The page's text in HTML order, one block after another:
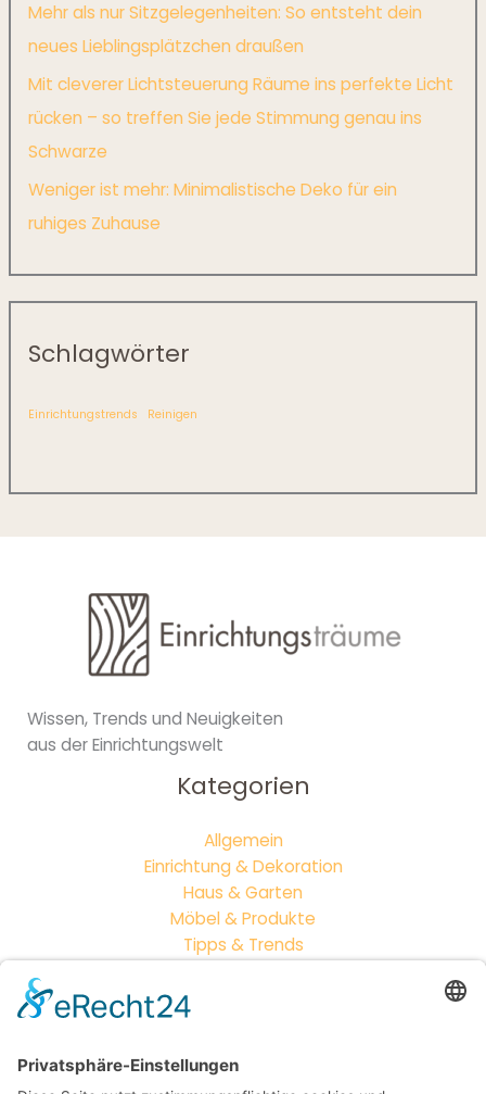
Mehr als nur Sitzgelegenheiten: So entsteht dein
neues Lieblingsplätzchen draußen
Mit cleverer Lichtsteuerung Räume ins perfekte Licht
rücken – so treffen Sie jede Stimmung genau ins
Schwarze
Weniger ist mehr: Minimalistische Deko für ein
ruhiges Zuhause
Schlagwörter
Einrichtungstrends Reinigen
Wissen, Trends und Neuigkeiten
aus der Einrichtungswelt
Kategorien
Allgemein
Einrichtung & Dekoration
Haus & Garten
Möbel & Produkte
Tipps & Trends
Neueste Beiträge
zweiten Zuhause